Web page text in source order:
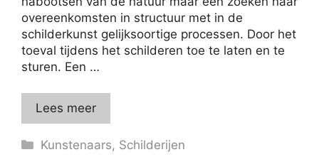
overeenkomsten in structuur met in de
schilderkunst gelijksoortige processen. Door het
toeval tijdens het schilderen toe te laten en te
sturen. Een …
Lees meer
Categorieën
Kunstenaars, Schilderijen